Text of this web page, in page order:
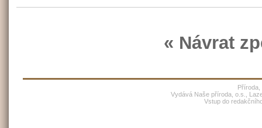
« Návrat
Příroda,
Vydává Naše příroda, o.s.,
Vstup do